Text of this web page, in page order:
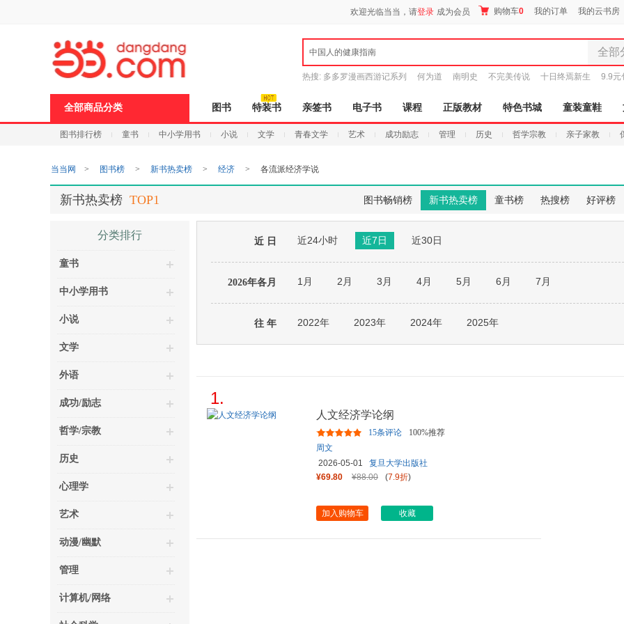
欢迎光临当当，请登录 成为会员 购物车0 我的订单 我的云书房
中国人的健康指南 全部
全部
图书
电子书
音像
玩具
孕婴
热搜: 多多罗漫画西游记系列 何为道 南明史 不完美传说 十日终焉新生 9.9元
全部商品分类 图书 特装书 亲签书 电子书 课程 正版教材 特色书城 童装童鞋
图书排行榜 童书 中小学用书 小说 文学 青春文学 艺术 成功励志 管理 历史 哲学宗教 亲子家教
页
当当网 > 图书榜 > 新书热卖榜 > 经济 > 各流派经济学说
图书畅销榜 新书热卖榜 童书榜 热搜榜 好评榜
新书热卖榜 TOP1
分类排行
童书
中小学用书
小说
文学
外语
成功/励志
哲学/宗教
历史
心理学
艺术
动漫/幽默
管理
计算机/网络
近 日 近24小时 近7日 近30日
2026年各月 1月 2月 3月 4月 5月 6月 7月
往 年 2022年 2023年 2024年 2025年
1.
人文经济学论纲
15条评论
100%推荐
周文
2026-05-01
复旦大学出版社
¥69.80
¥88.00 (7.9折)
加入购物车 收藏